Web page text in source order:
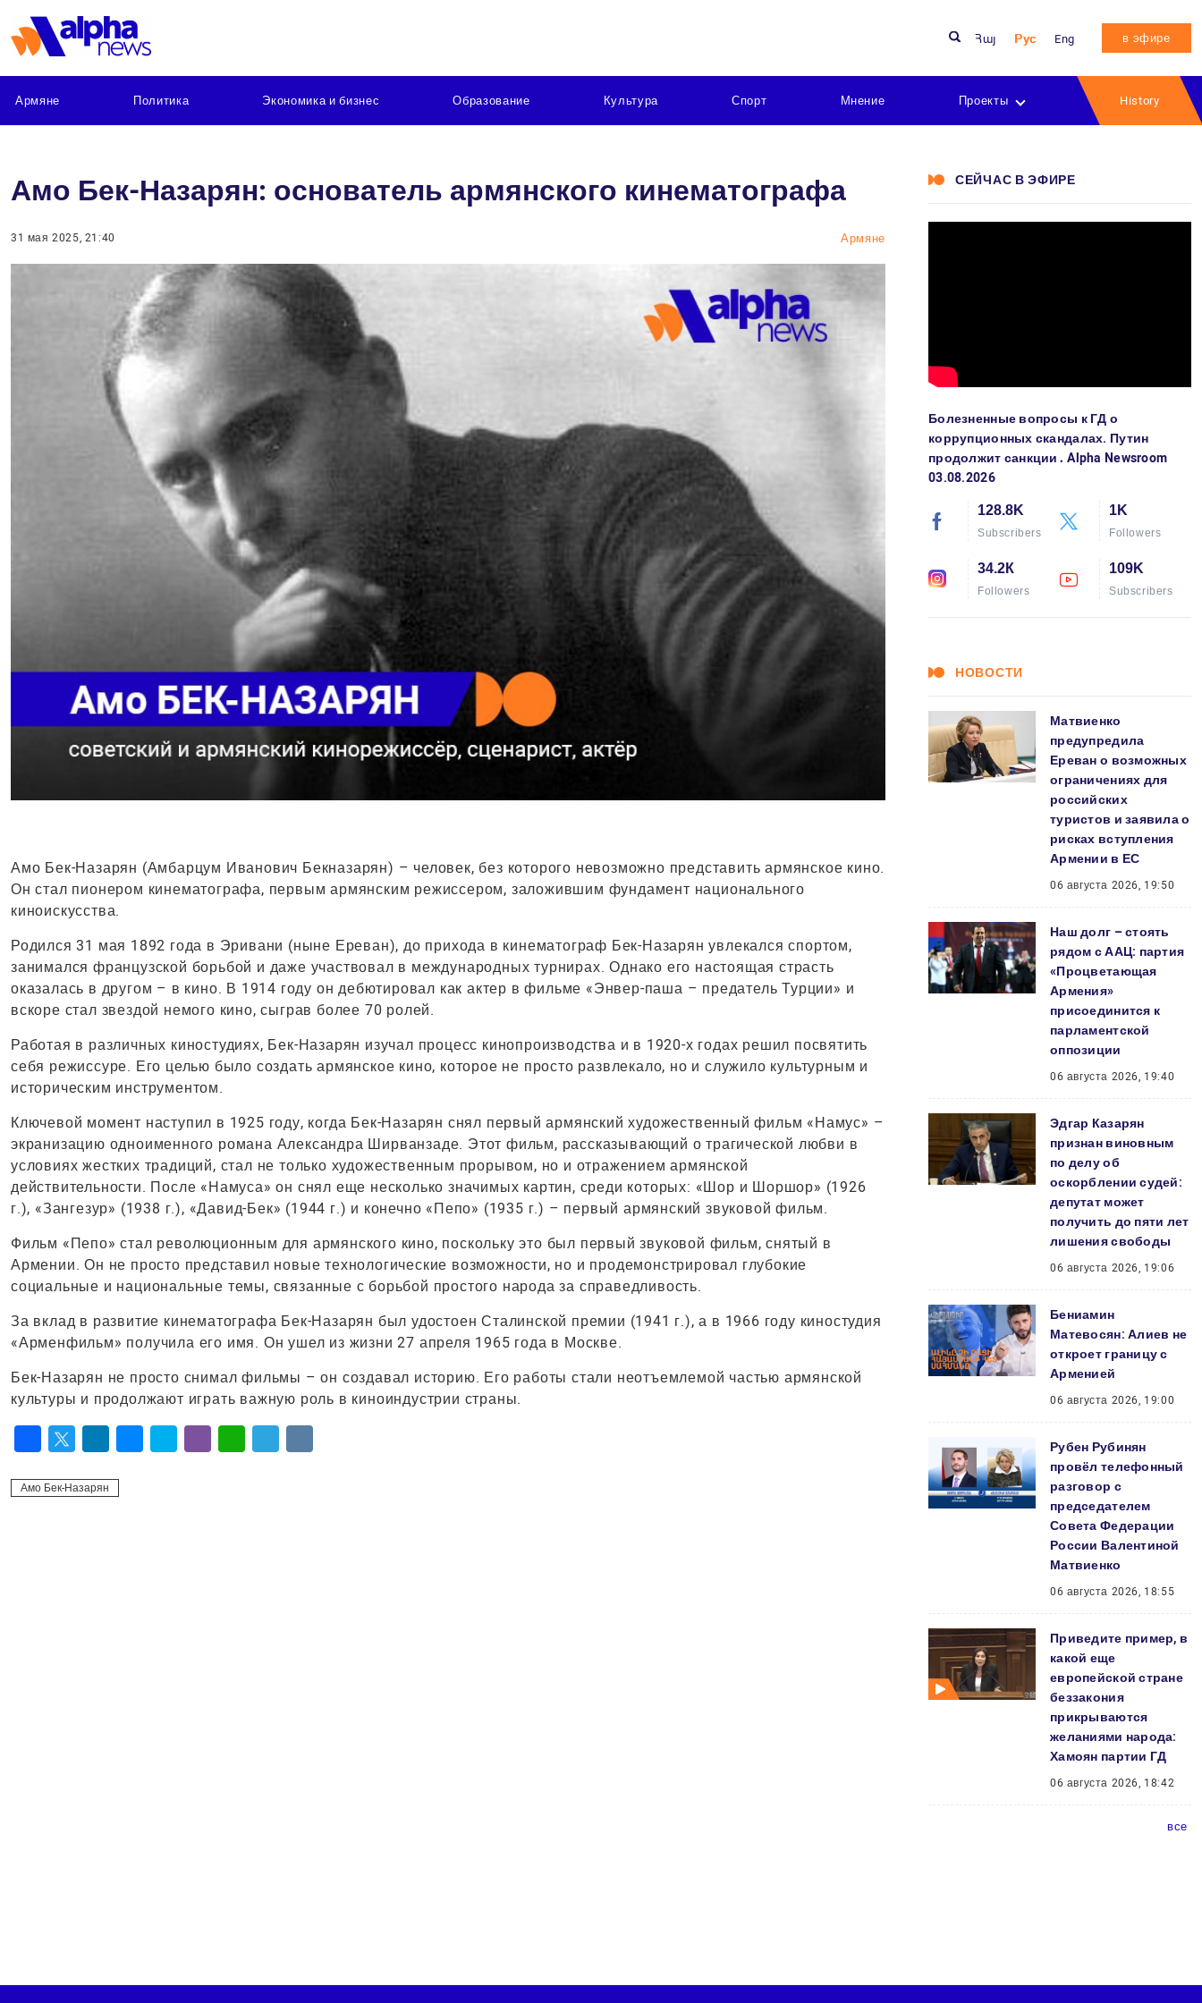
Հայ Рус Eng в эфире
Армяне Политика Экономика и бизнес Образование Культура Спорт Мнение Проекты History
Амо Бек-Назарян: основатель армянского кинематографа
31 мая 2025, 21:40 Армяне
Амо Бек-Назарян (Амбарцум Иванович Бекназарян) – человек, без которого невозможно представить армянское кино.
Он стал пионером кинематографа, первым армянским режиссером, заложившим фундамент национального
киноискусства.
Родился 31 мая 1892 года в Эривани (ныне Ереван), до прихода в кинематограф Бек-Назарян увлекался спортом,
занимался французской борьбой и даже участвовал в международных турнирах. Однако его настоящая страсть
оказалась в другом – в кино. В 1914 году он дебютировал как актер в фильме «Энвер-паша – предатель Турции» и
вскоре стал звездой немого кино, сыграв более 70 ролей.
Работая в различных киностудиях, Бек-Назарян изучал процесс кинопроизводства и в 1920-х годах решил посвятить
себя режиссуре. Его целью было создать армянское кино, которое не просто развлекало, но и служило культурным и
историческим инструментом.
Ключевой момент наступил в 1925 году, когда Бек-Назарян снял первый армянский художественный фильм «Намус» –
экранизацию одноименного романа Александра Ширванзаде. Этот фильм, рассказывающий о трагической любви в
условиях жестких традиций, стал не только художественным прорывом, но и отражением армянской
действительности. После «Намуса» он снял еще несколько значимых картин, среди которых: «Шор и Шоршор» (1926
г.), «Зангезур» (1938 г.), «Давид-Бек» (1944 г.) и конечно «Пепо» (1935 г.) – первый армянский звуковой фильм.
Фильм «Пепо» стал революционным для армянского кино, поскольку это был первый звуковой фильм, снятый в
Армении. Он не просто представил новые технологические возможности, но и продемонстрировал глубокие
социальные и национальные темы, связанные с борьбой простого народа за справедливость.
За вклад в развитие кинематографа Бек-Назарян был удостоен Сталинской премии (1941 г.), а в 1966 году киностудия
«Арменфильм» получила его имя. Он ушел из жизни 27 апреля 1965 года в Москве.
Бек-Назарян не просто снимал фильмы – он создавал историю. Его работы стали неотъемлемой частью армянской
культуры и продолжают играть важную роль в киноиндустрии страны.
Амо Бек-Назарян
СЕЙЧАС В ЭФИРЕ
Болезненные вопросы к ГД о
коррупционных скандалах. Путин
продолжит санкции․ Alpha Newsroom
03.08.2026
128.8K
Subscribers
1K
Followers
34.2К
Followers
109K
Subscribers
НОВОСТИ
Матвиенко
предупредила
Ереван о возможных
ограничениях для
российских
туристов и заявила о
рисках вступления
Армении в ЕС
06 августа 2026, 19:50
Наш долг – стоять
рядом с ААЦ: партия
«Процветающая
Армения»
присоединится к
парламентской
оппозиции
06 августа 2026, 19:40
Эдгар Казарян
признан виновным
по делу об
оскорблении судей:
депутат может
получить до пяти лет
лишения свободы
06 августа 2026, 19:06
Бениамин
Матевосян: Алиев не
откроет границу с
Арменией
06 августа 2026, 19:00
Рубен Рубинян
провёл телефонный
разговор с
председателем
Совета Федерации
России Валентиной
Матвиенко
06 августа 2026, 18:55
Приведите пример, в
какой еще
европейской стране
беззакония
прикрываются
желаниями народа:
Хамоян партии ГД
06 августа 2026, 18:42
все